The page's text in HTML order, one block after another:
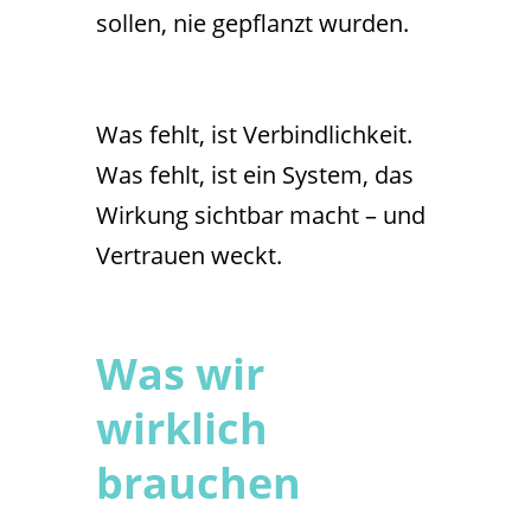
sollen, nie gepflanzt wurden.
Was fehlt, ist Verbindlichkeit.
Was fehlt, ist ein System, das
Wirkung sichtbar macht – und
Vertrauen weckt.
Was wir
wirklich
brauchen